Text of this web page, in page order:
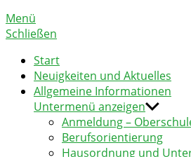
Menü
Schließen
Start
Neuigkeiten und Aktuelles
Allgemeine Informationen
Untermenü anzeigen
Anmeldung –
Berufsorientierung
Hausordnung und